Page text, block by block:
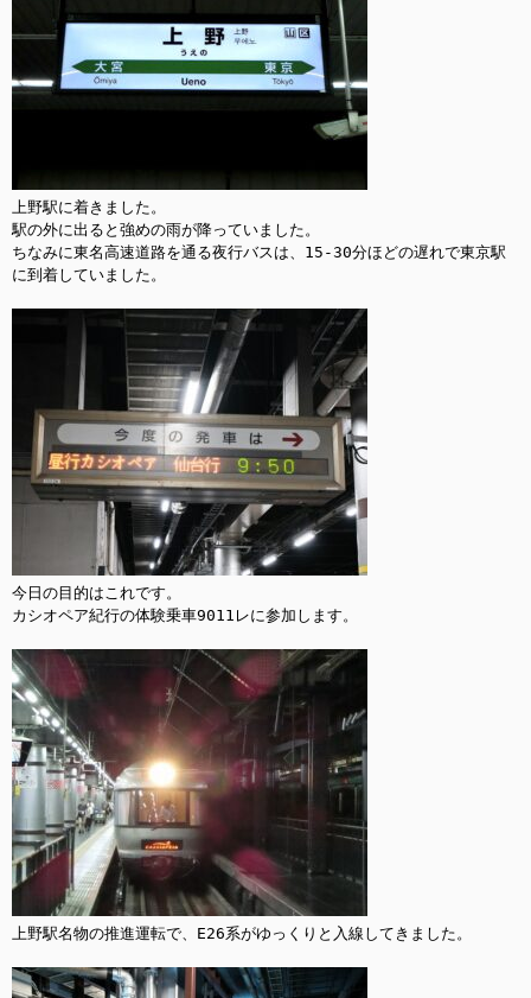
上野駅に着きました。
駅の外に出ると強めの雨が降っていました。
ちなみに東名高速道路を通る夜行バスは、15-30分ほどの遅れで東京駅
に到着していました。
今日の目的はこれです。
カシオペア紀行の体験乗車9011レに参加します。
上野駅名物の推進運転で、E26系がゆっくりと入線してきました。